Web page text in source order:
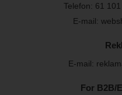
Telefon: 61
E-mail:
E-mail:
For B2B/